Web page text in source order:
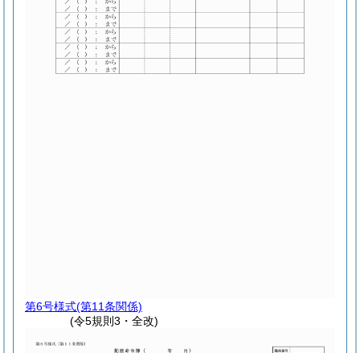
第6号様式(第11条関係)
(令5規則3・全改)